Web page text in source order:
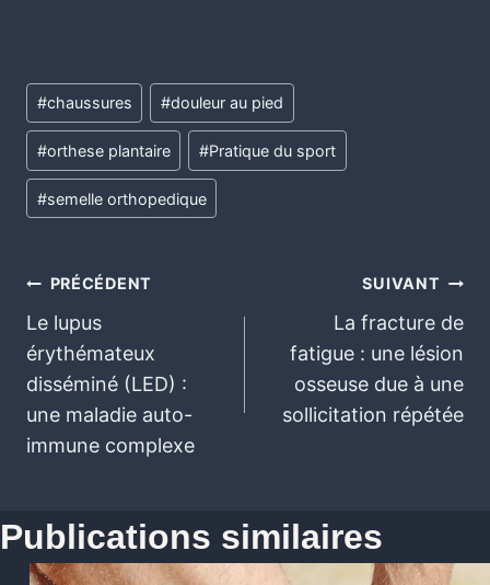
#chaussures #douleur au pied
#orthese plantaire #Pratique du sport
#semelle orthopedique
PRÉCÉDENT
Le lupus
érythémateux
disséminé (LED) :
une maladie auto-
immune complexe
SUIVANT
La fracture de
fatigue : une lésion
osseuse due à une
sollicitation répétée
Publications similaires